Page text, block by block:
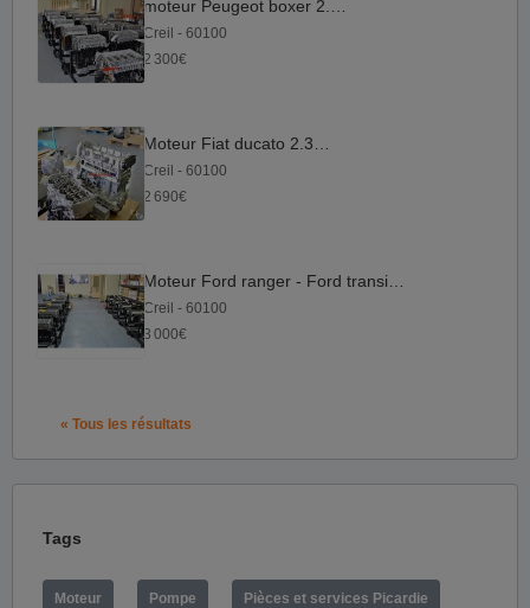
Creil - 60100
2 300€
Creil - 60100
2 690€
Creil - 60100
3 000€
« Tous les résultats
Tags
Moteur Pompe Pièces et services Picardie